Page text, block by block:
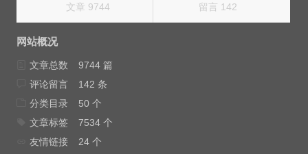
文章 9744 留言 142
网站概况
文章总数
9744 篇
评论留言
142 条
分类目录
50 个
文章标签
7534 个
友情链接
24 个